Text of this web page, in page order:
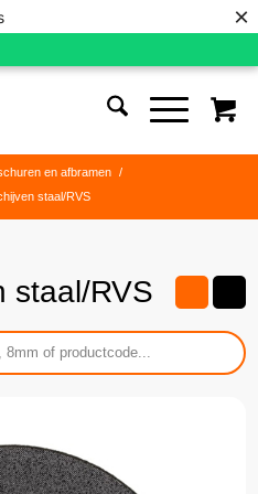
×
en afbramen
/
staal/RVS
staal/RVS